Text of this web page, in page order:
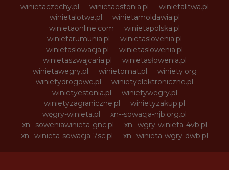
winietaczechy.pl
winietaestonia.pl
winietalitwa.pl
winietalotwa.pl
winietamoldawia.pl
winietaonline.com
winietapolska.pl
winietarumunia.pl
winietaslovenia.pl
winietaslowacja.pl
winietaslowenia.pl
winietaszwajcaria.pl
winietasłowenia.pl
winietawegry.pl
winietomat.pl
winiety.org
winietydrogowe.pl
winietyelektroniczne.pl
winietyestonia.pl
winietywegry.pl
winietyzagraniczne.pl
winietyzakup.pl
węgry-winieta.pl
xn--sowacja-njb.org.pl
xn--soweniawinieta-gnc.pl
xn--wgry-winieta-4vb.pl
xn--winieta-sowacja-7sc.pl
xn--winieta-wgry-dwb.pl